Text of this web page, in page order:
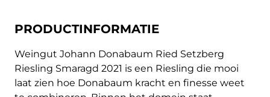
PRODUCTINFORMATIE
Weingut Johann Donabaum Ried Setzberg
Riesling Smaragd 2021 is een Riesling die mooi
laat zien hoe Donabaum kracht en finesse weet